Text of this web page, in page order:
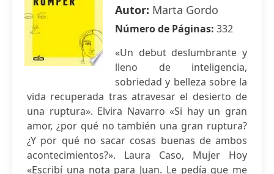
Autor: Marta Gordo
Número de Páginas: 332
«Un debut deslumbrante y
lleno de inteligencia,
sobriedad y belleza sobre la
vida recuperada tras atravesar el desierto de
una ruptura». Elvira Navarro «Si hay un gran
amor, ¿por qué no también una gran ruptura?
¿Y por qué no sacar cosas buenas de ambos
acontecimientos?». Laura Caso, Mujer Hoy
«Escribí una nota para Juan. Le pedía que me